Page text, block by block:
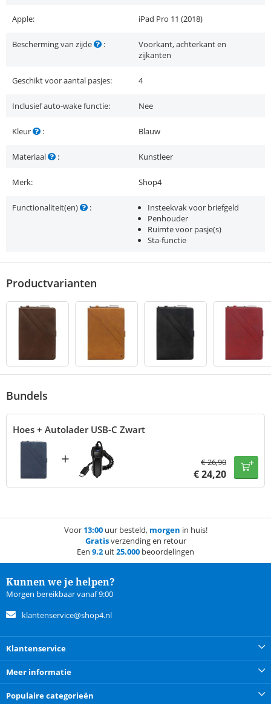
Apple: iPad Pro 11 (2018)
Bescherming van zijde :
Voorkant, achterkant en
zijkanten
Geschikt voor aantal pasjes: 4
Inclusief auto-wake functie: Nee
Kleur : Blauw
Materiaal : Kunstleer
Merk: Shop4
Functionaliteit(en) :
Insteekvak voor briefgeld
Penhouder
Ruimte voor pasje(s)
Sta-functie
Productvarianten
Bundels
Hoes + Autolader USB-C Zwart
+ €26,90
€24,20
Voor 13:00uur besteld, morgen in huis!
Gratisverzending en retour
Een 9.2 uit25.000 beoordelingen
Kunnen we je helpen?
Morgen bereikbaar vanaf 9:00
klantenservice@shop4.nl
Klantenservice
Meer informatie
Populaire categorieën